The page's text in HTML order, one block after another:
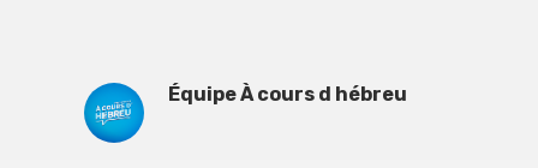
Équipe À cours d hébreu